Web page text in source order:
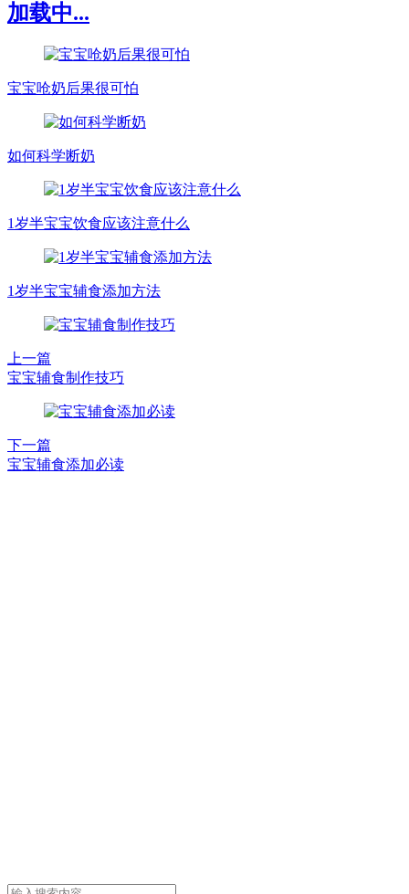
加载中...
宝宝呛奶后果很可怕
如何科学断奶
1岁半宝宝饮食应该注意什么
1岁半宝宝辅食添加方法
上一篇
宝宝辅食制作技巧
下一篇
宝宝辅食添加必读